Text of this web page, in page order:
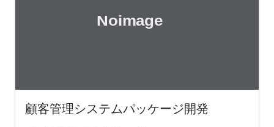
顧客管理システムパッケージ開発